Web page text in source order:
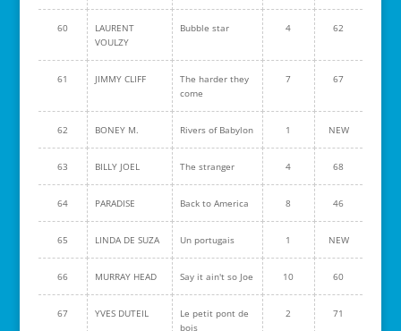
60
LAURENT
VOULZY
Bubble star 4 62
61 JIMMY CLIFF
The harder they
come
7 67
62 BONEY M. Rivers of Babylon 1 NEW
63 BILLY JOEL The stranger 4 68
64 PARADISE Back to America 8 46
65 LINDA DE SUZA Un portugais 1 NEW
66 MURRAY HEAD Say it ain't so Joe 10 60
67 YVES DUTEIL
Le petit pont de
bois
2 71